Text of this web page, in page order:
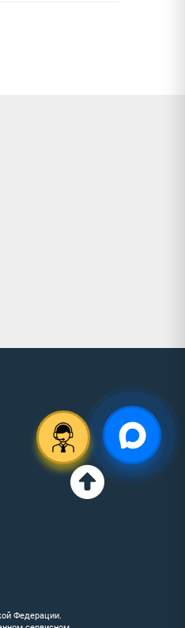
Федерации.